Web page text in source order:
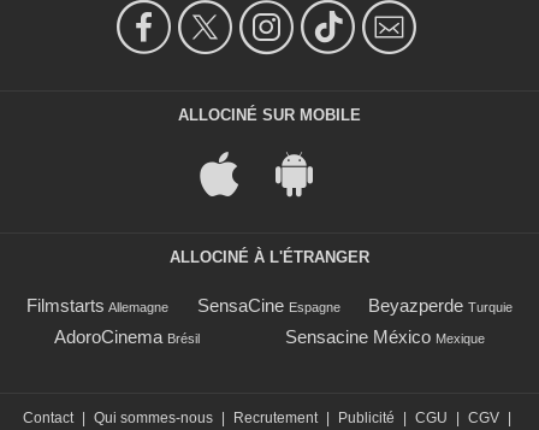
ALLOCINÉ SUR MOBILE
ALLOCINÉ À L'ÉTRANGER
Filmstarts Allemagne SensaCine Espagne Beyazperde Turquie
AdoroCinema Brésil Sensacine México Mexique
Contact | Qui sommes-nous | Recrutement | Publicité | CGU | CGV |